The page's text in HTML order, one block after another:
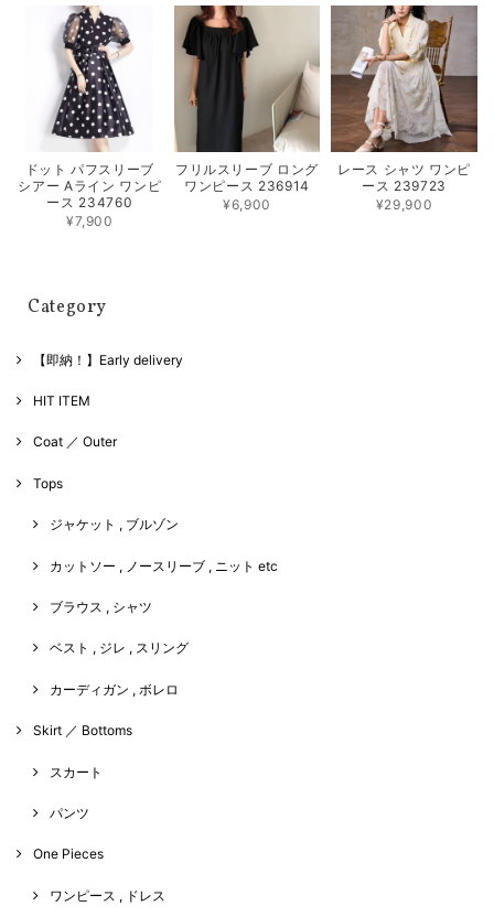
ドット パフスリーブ
シアー Aライン ワンピ
ース 234760
¥7,900
フリルスリーブ ロング
ワンピース 236914
¥6,900
レース シャツ ワンピ
ース 239723
¥29,900
Category
【即納！】Early delivery
HIT ITEM
Coat ／ Outer
Tops
ジャケット , ブルゾン
カットソー , ノースリーブ , ニット etc
ブラウス , シャツ
ベスト , ジレ , スリング
カーディガン , ボレロ
Skirt ／ Bottoms
スカート
パンツ
One Pieces
ワンピース , ドレス